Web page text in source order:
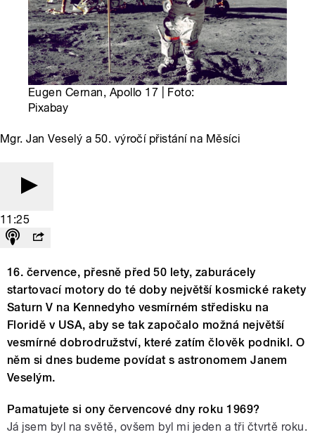
Eugen Cernan, Apollo 17 | Foto:
Pixabay
Mgr. Jan Veselý a 50. výročí přistání na Měsíci
11:25
16. července, přesně před 50 lety, zaburácely
startovací motory do té doby největší kosmické rakety
Saturn V na Kennedyho vesmírném středisku na
Floridě v USA, aby se tak započalo možná největší
vesmírné dobrodružství, které zatím člověk podnikl. O
něm si dnes budeme povídat s astronomem Janem
Veselým.
Pamatujete si ony červencové dny roku 1969?
Já jsem byl na světě, ovšem byl mi jeden a tři čtvrtě roku.